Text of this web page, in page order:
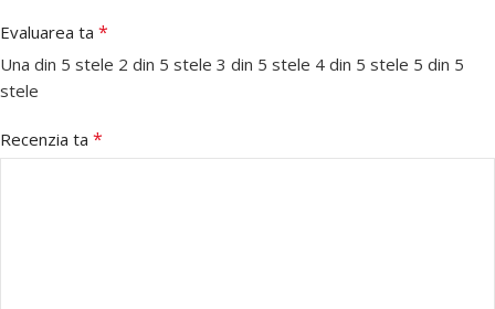
Evaluarea ta *
Una din 5 stele 2 din 5 stele 3 din 5 stele 4 din 5 stele 5 din 5
stele
Recenzia ta *